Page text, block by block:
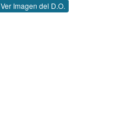
Ver Imagen del D.O.